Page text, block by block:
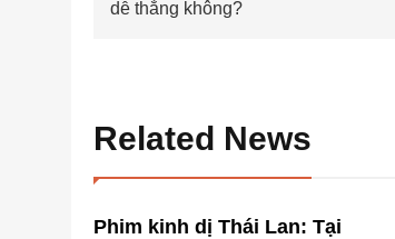
dễ thắng không?
Related News
Phim kinh dị Thái Lan: Tại